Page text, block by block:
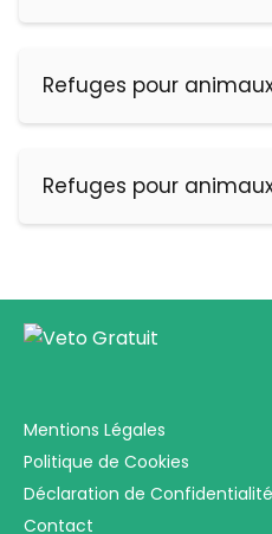
Refuges pour
Refuges pour
Mentions Légales
Politique de Cookies
Déclaration de Confidentialité
Contact